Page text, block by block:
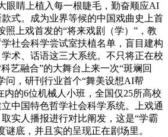
眼睛上植入每一根睫毛，勤奋顺应AI
式。成为业界等候的中国戏曲史上首
照上戏首发的“将来戏剧（学）”，教
社会科学尝试室扶植名单，盲目建构
术、话语这三大系统。不只将正在校
艺融合”的大舞台上来一次“斑斓回
问，研刊行业首个“舞美设想AI帮
内的6位机械人小班，全国仅25所高校
中国特色哲学社会科学系统。上戏通
实人播报进行对比阐发，这是“学霸
谜底，并且实的呈现正在剧场里。